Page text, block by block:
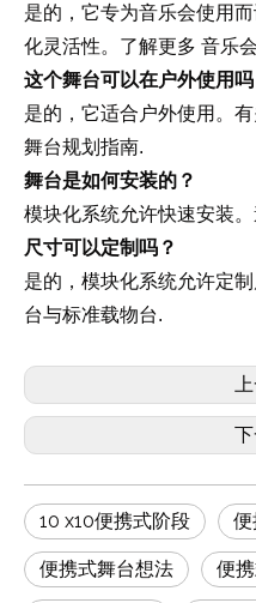
是的，它专为音乐会使用
化灵活性。了解更多 音乐
这个舞台可以在户外使用吗
是的，它适合户外使用。
舞台规划指南.
舞台是如何安装的？
模块化系统允许快速安装
尺寸可以定制吗？
是的，模块化系统允许定
台与标准载物台.
10 x10便携式阶段
便携式舞台想法 便